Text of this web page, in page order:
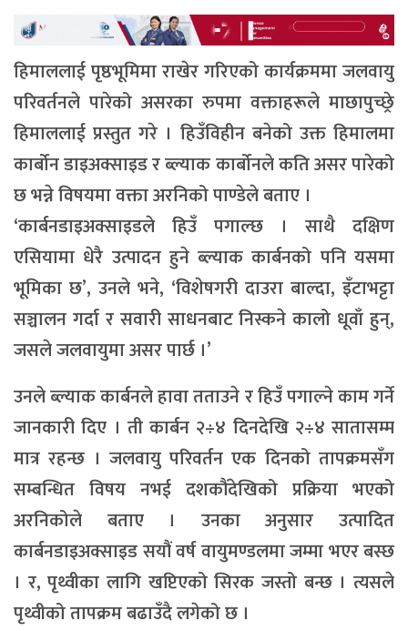
हिमाललाई पृष्ठभूमिमा राखेर गरिएको कार्यक्रममा जलवायु
परिवर्तनले पारेको असरका रुपमा वक्ताहरूले माछापुच्छ्रे
हिमाललाई प्रस्तुत गरे । हिउँविहीन बनेको उक्त हिमालमा
कार्बोन डाइअक्साइड र ब्ल्याक कार्बोनले कति असर पारेको
छ भन्ने विषयमा वक्ता अरनिको पाण्डेले बताए ।
‘कार्बनडाइअक्साइडले हिउँ पगाल्छ । साथै दक्षिण
एसियामा धेरै उत्पादन हुने ब्ल्याक कार्बनको पनि यसमा
भूमिका छ’, उनले भने, ‘विशेषगरी दाउरा बाल्दा, इँटाभट्टा
सञ्चालन गर्दा र सवारी साधनबाट निस्कने कालो धूवाँ हुन्,
जसले जलवायुमा असर पार्छ ।’
उनले ब्ल्याक कार्बनले हावा तताउने र हिउँ पगाल्ने काम गर्ने
जानकारी दिए । ती कार्बन २÷४ दिनदेखि २÷४ सातासम्म
मात्र रहन्छ । जलवायु परिवर्तन एक दिनको तापक्रमसँग
सम्बन्धित विषय नभई दशकौंदेखिको प्रक्रिया भएको
अरनिकोले बताए । उनका अनुसार उत्पादित
कार्बनडाइअक्साइड सयौं वर्ष वायुमण्डलमा जम्मा भएर बस्छ
। र, पृथ्वीका लागि खप्टिएको सिरक जस्तो बन्छ । त्यसले
पृथ्वीको तापक्रम बढाउँदै लगेको छ ।